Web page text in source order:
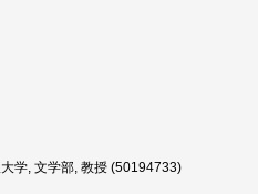
学, 文学部, 教授 (50194733)